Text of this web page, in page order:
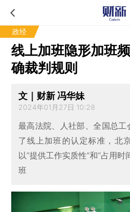
政经
线上加班隐形加班
确裁判规则
文｜财新 冯华妹
2024年01月27日 10:28
最高法院、人社部、全国总
了线上加班的认定标准，北
以“提供工作实质性”和“占用
班